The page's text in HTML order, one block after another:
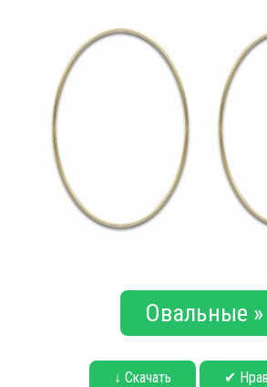
Овальные »
↓ Скачать ✔